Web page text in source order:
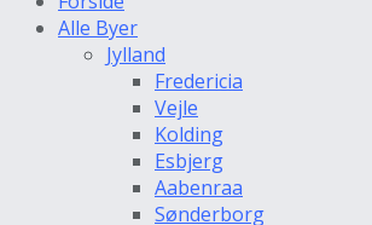
Alle Byer
Jylland
Fredericia
Vejle
Kolding
Esbjerg
Aabenraa
Sønderborg